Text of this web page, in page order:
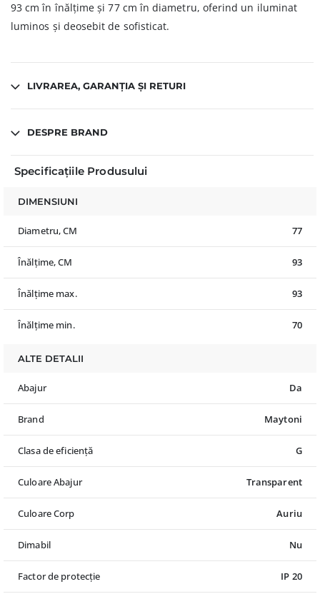
93 cm în înălțime și 77 cm în diametru, oferind un iluminat
luminos și deosebit de sofisticat.
LIVRAREA, GARANȚIA ȘI RETURI
DESPRE BRAND
Specificațiile Produsului
DIMENSIUNI
Diametru, CM 77
Înălțime, CM 93
Înălțime max. 93
Înălțime min. 70
ALTE DETALII
Abajur Da
Brand Maytoni
Clasa de eficiență G
Culoare Abajur Transparent
Culoare Corp Auriu
Dimabil Nu
Factor de protecție IP 20